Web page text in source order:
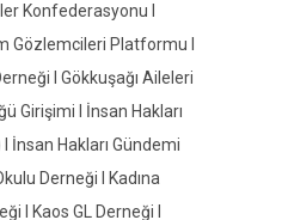
Konfederasyonu I
Gözlemcileri Platformu I
I Gökkuşağı Aileleri
Girişimi I İnsan Hakları
İnsan Hakları Gündemi
Derneği I Kadına
I Kaos GL Derneği I